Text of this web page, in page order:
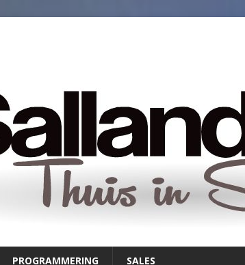
PROGRAMMERING SALES